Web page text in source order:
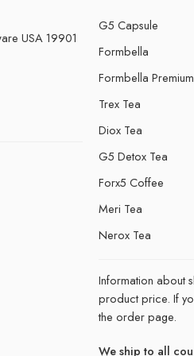
USA 19901
G5 Capsule
Formbella
Formbella Premium
Trex Tea
Diox Tea
G5 Detox Tea
Forx5 Coffee
Meri Tea
Nerox Tea
Information about
product price. If
the order page.
We ship to all